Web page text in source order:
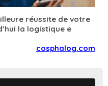
réussite de votre
la logistique e
cosphalog.com